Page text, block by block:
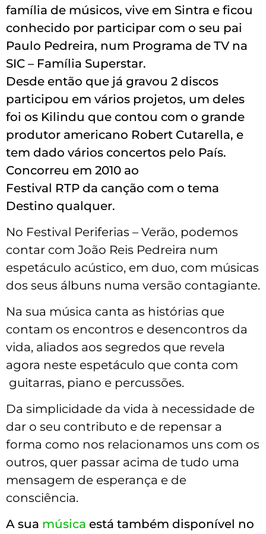
família de músicos, vive em Sintra e ficou
conhecido por participar com o seu pai
Paulo Pedreira, num Programa de TV na
SIC – Família Superstar.
Desde então que já gravou 2 discos
participou em vários projetos, um deles
foi os Kilindu que contou com o grande
produtor americano Robert Cutarella, e
tem dado vários concertos pelo País.
Concorreu em 2010 ao
Festival RTP da canção com o tema
Destino qualquer.
No Festival Periferias – Verão, podemos
contar com João Reis Pedreira num
espetáculo acústico, em duo, com músicas
dos seus álbuns numa versão contagiante.
Na sua música canta as histórias que
contam os encontros e desencontros da
vida, aliados aos segredos que revela
agora neste espetáculo que conta com
guitarras, piano e percussões.
Da simplicidade da vida à necessidade de
dar o seu contributo e de repensar a
forma como nos relacionamos uns com os
outros, quer passar acima de tudo uma
mensagem de esperança e de
consciência.
A sua música está também disponível no